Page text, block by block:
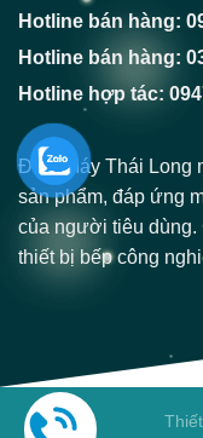
Hotline bán hàng:
Hotline bán hàng:
Hotline hợp tác:
Điện Máy Thái Long
sản phẩm, đáp ứng
của người tiêu dùng.
thiết bị bếp công